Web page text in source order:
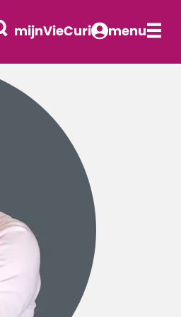
mijnVieCuri menu